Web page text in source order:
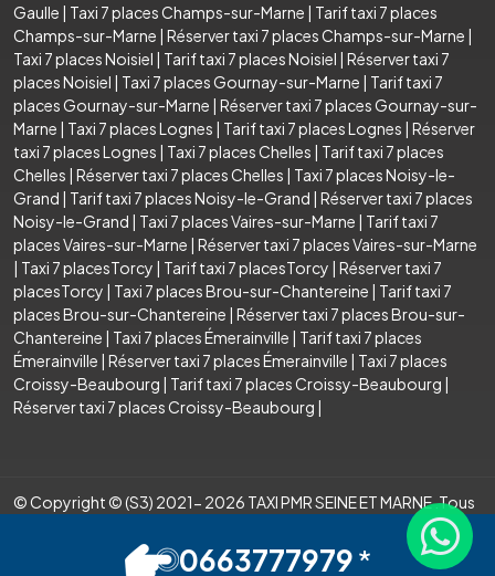
Gaulle | Taxi 7 places Champs-sur-Marne | Tarif taxi 7 places
Champs-sur-Marne | Réserver taxi 7 places Champs-sur-Marne |
Taxi 7 places Noisiel | Tarif taxi 7 places Noisiel | Réserver taxi 7
places Noisiel | Taxi 7 places Gournay-sur-Marne | Tarif taxi 7
places Gournay-sur-Marne | Réserver taxi 7 places Gournay-sur-
Marne | Taxi 7 places Lognes | Tarif taxi 7 places Lognes | Réserver
taxi 7 places Lognes | Taxi 7 places Chelles | Tarif taxi 7 places
Chelles | Réserver taxi 7 places Chelles | Taxi 7 places Noisy-le-
Grand | Tarif taxi 7 places Noisy-le-Grand | Réserver taxi 7 places
Noisy-le-Grand | Taxi 7 places Vaires-sur-Marne | Tarif taxi 7
places Vaires-sur-Marne | Réserver taxi 7 places Vaires-sur-Marne
| Taxi 7 placesTorcy | Tarif taxi 7 placesTorcy | Réserver taxi 7
placesTorcy | Taxi 7 places Brou-sur-Chantereine | Tarif taxi 7
places Brou-sur-Chantereine | Réserver taxi 7 places Brou-sur-
Chantereine | Taxi 7 places Émerainville | Tarif taxi 7 places
Émerainville | Réserver taxi 7 places Émerainville | Taxi 7 places
Croissy-Beaubourg | Tarif taxi 7 places Croissy-Beaubourg |
Réserver taxi 7 places Croissy-Beaubourg |
© Copyright © (S3) 2021- 2026 TAXI PMR SEINE ET MARNE .Tous
Mentions légales
Espace Pro
0663777979*